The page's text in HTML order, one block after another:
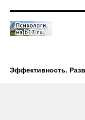
Эффективность.